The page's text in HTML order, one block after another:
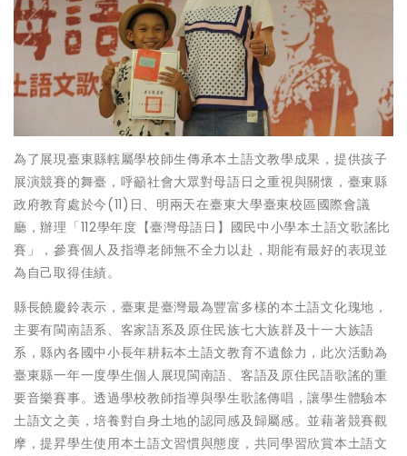
為了展現臺東縣轄屬學校師生傳承本土語文教學成果，提供孩子
展演競賽的舞臺，呼籲社會大眾對母語日之重視與關懷，臺東縣
政府教育處於今(11)日、明兩天在臺東大學臺東校區國際會議
廳，辦理「112學年度【臺灣母語日】國民中小學本土語文歌謠比
賽」，參賽個人及指導老師無不全力以赴，期能有最好的表現並
為自己取得佳績。
縣長饒慶鈴表示，臺東是臺灣最為豐富多樣的本土語文化瑰地，
主要有閩南語系、客家語系及原住民族七大族群及十一大族語
系，縣內各國中小長年耕耘本土語文教育不遺餘力，此次活動為
臺東縣一年一度學生個人展現閩南語、客語及原住民語歌謠的重
要音樂賽事。透過學校教師指導與學生歌謠傳唱，讓學生體驗本
土語文之美，培養對自身土地的認同感及歸屬感。並藉著競賽觀
摩，提昇學生使用本土語文習慣與態度，共同學習欣賞本土語文